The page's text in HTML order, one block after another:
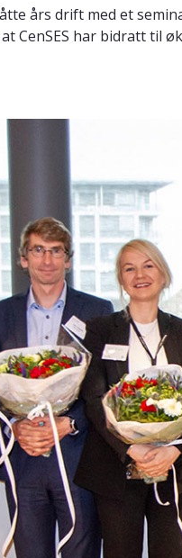
års drift med et
CenSES har bidratt til